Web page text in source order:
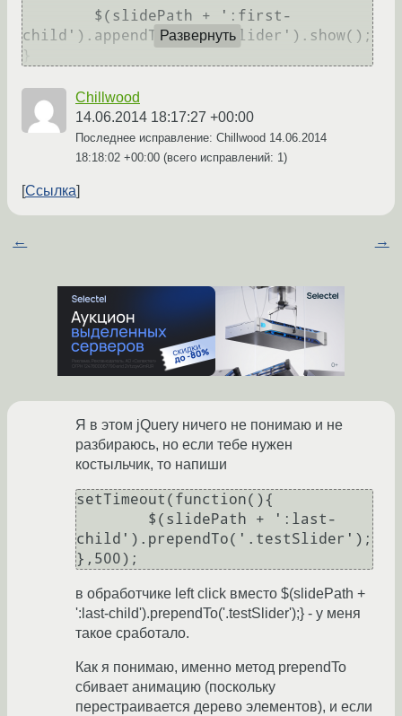
child').appendTo('.testSlider').show();
}
Развернуть
Chillwood
14.06.2014 18:17:27 +00:00
Последнее исправление: Chillwood 14.06.2014
18:18:02 +00:00 (всего исправлений: 1)
Ссылка
← →
Я в этом jQuery ничего не понимаю и не
разбираюсь, но если тебе нужен
костыльчик, то напиши
setTimeout(function(){
child').prependTo('.testSlider');
},500);
в обработчике left click вместо $(slidePath +
':last-child').prependTo('.testSlider');} - у меня
такое сработало.
Как я понимаю, именно метод prependTo
сбивает анимацию (поскольку
перестраивается дерево элементов), и если